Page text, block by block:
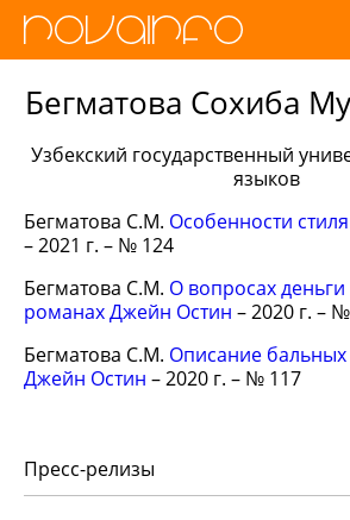
Бегматова Сохиба
Узбекский государственный
языков
Бегматова С.М. Особенности
– 2021 г. – № 124
Бегматова С.М. О вопросах
романах Джейн Остин – 2020 г. –
Бегматова С.М. Описание
Джейн Остин – 2020 г. – № 117
Пресс-релизы